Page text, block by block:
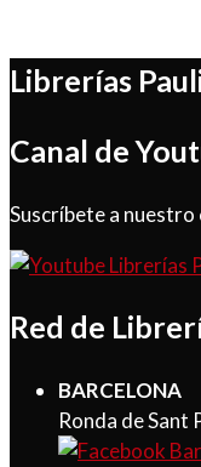
Librerías
Canal de
Suscríbete a nuestro
Red de
BARCELONA
Ronda de Sant